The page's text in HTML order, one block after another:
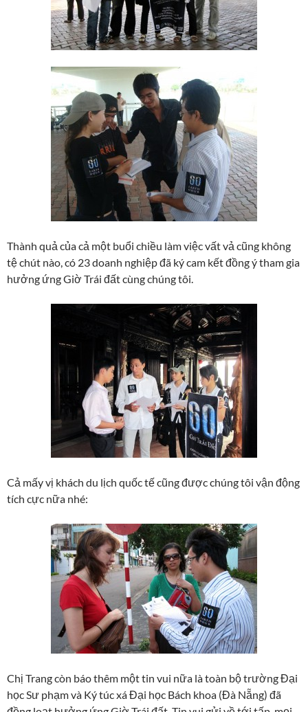
Thành quả của cả một buổi chiều làm việc vất vả cũng không
tệ chút nào, có 23 doanh nghiệp đã ký cam kết đồng ý tham gia
hưởng ứng Giờ Trái đất cùng chúng tôi.
Cả mấy vị khách du lịch quốc tế cũng được chúng tôi vận động
tích cực nữa nhé:
Chị Trang còn báo thêm một tin vui nữa là toàn bộ trường Đại
học Sư phạm và Ký túc xá Đại học Bách khoa (Đà Nẵng) đã